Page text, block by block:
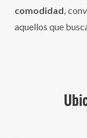
comodidad,
aquellos que